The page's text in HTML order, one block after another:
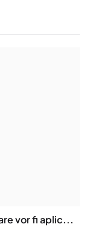
vor fi aplic...